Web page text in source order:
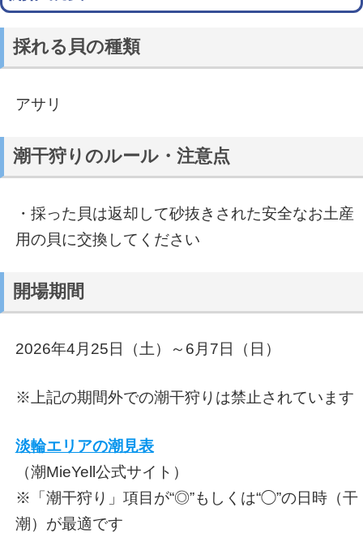
採れる貝の種類
アサリ
潮干狩りのルール・注意点
・採った貝は返却して砂抜きされた安全なお土産
用の貝に交換してください
開場期間
2026年4月25日（土）～6月7日（日）
※上記の期間外での潮干狩りは禁止されています
淡輪エリアの潮見表
（潮MieYell公式サイト）
※「潮干狩り」項目が“◎”もしくは“◯”の日時（干
潮）が最適です